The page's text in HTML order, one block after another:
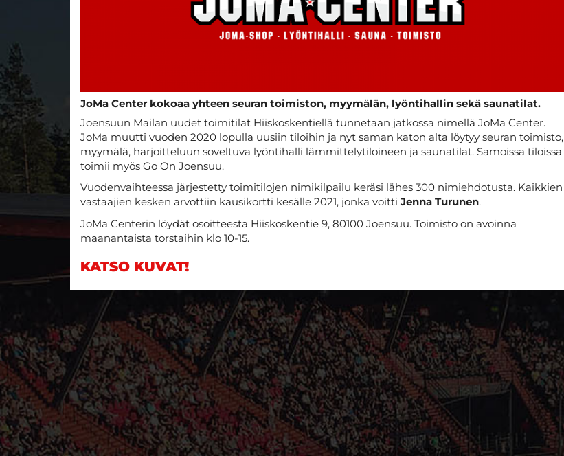
JoMa Center kokoaa yhteen seuran toimiston, myymälän, lyöntihallin sekä saunatilat.
Joensuun Mailan uudet toimitilat Hiiskoskentiellä tunnetaan jatkossa nimellä JoMa Center.
JoMa muutti vuoden 2020 lopulla uusiin tiloihin ja nyt saman katon alta löytyy seuran toimisto,
myymälä, harjoitteluun soveltuva lyöntihalli lämmittelytiloineen ja saunatilat. Samoissa tiloissa
toimii myös Go On Joensuu.
Vuodenvaihteessa järjestetty toimitilojen nimikilpailu keräsi lähes 300 nimiehdotusta. Kaikkien
vastaajien kesken arvottiin kausikortti kesälle 2021, jonka voitti Jenna Turunen.
JoMa Centerin löydät osoitteesta Hiiskoskentie 9, 80100 Joensuu. Toimisto on avoinna
maanantaista torstaihin klo 10-15.
KATSO KUVAT!